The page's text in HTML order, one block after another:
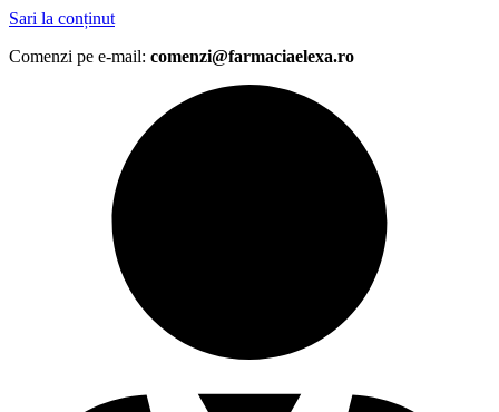
Sari la conținut
Comenzi pe e-mail: comenzi@farmaciaelexa.ro